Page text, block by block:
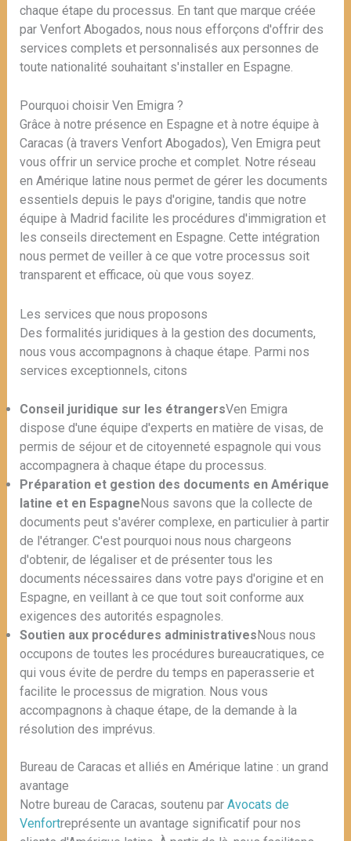
chaque étape du processus. En tant que marque créée
par Venfort Abogados, nous nous efforçons d'offrir des
services complets et personnalisés aux personnes de
toute nationalité souhaitant s'installer en Espagne.
Pourquoi choisir Ven Emigra ?
Grâce à notre présence en Espagne et à notre équipe à
Caracas (à travers Venfort Abogados), Ven Emigra peut
vous offrir un service proche et complet. Notre réseau
en Amérique latine nous permet de gérer les documents
essentiels depuis le pays d'origine, tandis que notre
équipe à Madrid facilite les procédures d'immigration et
les conseils directement en Espagne. Cette intégration
nous permet de veiller à ce que votre processus soit
transparent et efficace, où que vous soyez.
Les services que nous proposons
Des formalités juridiques à la gestion des documents,
nous vous accompagnons à chaque étape. Parmi nos
services exceptionnels, citons
Conseil juridique sur les étrangersVen Emigra
dispose d'une équipe d'experts en matière de visas, de
permis de séjour et de citoyenneté espagnole qui vous
accompagnera à chaque étape du processus.
Préparation et gestion des documents en Amérique
latine et en Espagne Nous savons que la collecte de
documents peut s'avérer complexe, en particulier à partir
de l'étranger. C'est pourquoi nous nous chargeons
d'obtenir, de légaliser et de présenter tous les
documents nécessaires dans votre pays d'origine et en
Espagne, en veillant à ce que tout soit conforme aux
exigences des autorités espagnoles.
Soutien aux procédures administratives Nous nous
occupons de toutes les procédures bureaucratiques, ce
qui vous évite de perdre du temps en paperasserie et
facilite le processus de migration. Nous vous
accompagnons à chaque étape, de la demande à la
résolution des imprévus.
Bureau de Caracas et alliés en Amérique latine : un grand
avantage
Notre bureau de Caracas, soutenu par Avocats de
Venfortreprésente un avantage significatif pour nos